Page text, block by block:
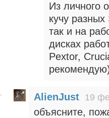
Из личного
кучу
так и на
дисках
Pextor,
AlienJust 19
объясните,